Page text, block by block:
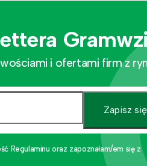
i ofertami firm z
Zapisz się
Regulaminu oraz zapoznałam/em się z